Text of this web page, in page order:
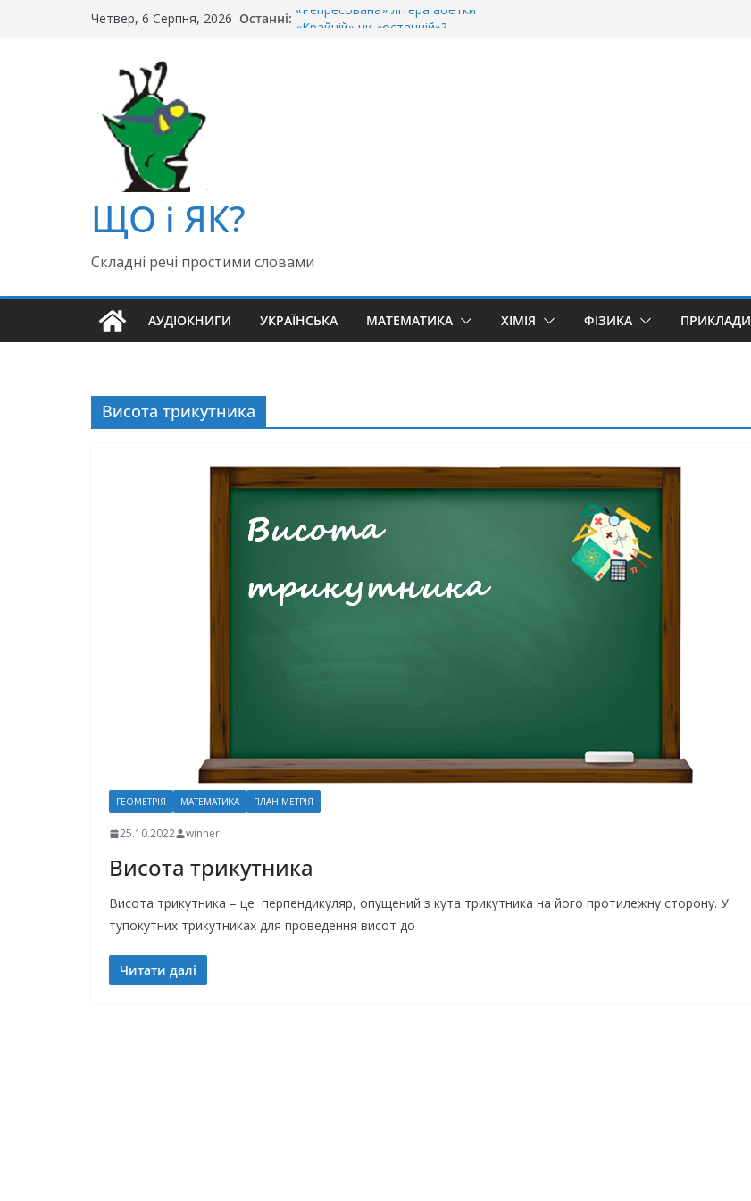
Четвер, 6 Серпня, 2026 Останні: «Репресована» літера абетки
ЩО і ЯК?
Складні речі простими словами
АУДІОКНИГИ УКРАЇНСЬКА МАТЕМАТИКА ХІМІЯ ФІЗИКА ПРИКЛАДИ
Висота трикутника
ГЕОМЕТРІЯ МАТЕМАТИКА ПЛАНІМЕТРІЯ
25.10.2022 winner
Висота трикутника
Висота трикутника – це перпендикуляр, опущений з кута трикутника на його протилежну сторону. У
тупокутних трикутниках для проведення висот до
Читати далі